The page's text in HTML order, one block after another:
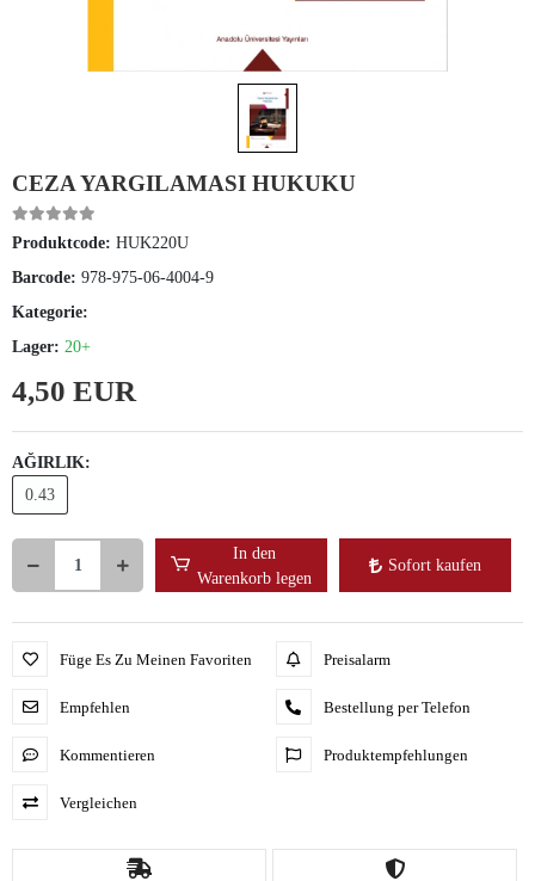
CEZA YARGILAMASI HUKUKU
Produktcode: HUK220U
Barcode: 978-975-06-4004-9
Kategorie:
Lager: 20+
4,50 EUR
AĞIRLIK:
0.43
In den
Warenkorb legen
Sofort kaufen
Füge Es Zu Meinen Favoriten
Empfehlen
Kommentieren
Vergleichen
Preisalarm
Bestellung per Telefon
Produktempfehlungen